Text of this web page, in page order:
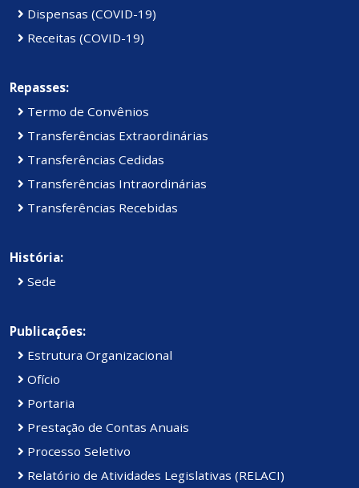
Dispensas (COVID-19)
Receitas (COVID-19)
Repasses:
Termo de Convênios
Transferências Extraordinárias
Transferências Cedidas
Transferências Intraordinárias
Transferências Recebidas
História:
Sede
Publicações:
Estrutura Organizacional
Ofício
Portaria
Prestação de Contas Anuais
Processo Seletivo
Relatório de Atividades Legislativas (RELACI)